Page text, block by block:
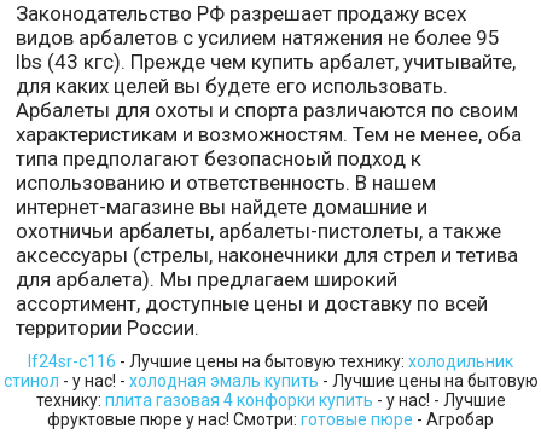
Законодательство РФ разрешает продажу всех
видов арбалетов с усилием натяжения не более 95
lbs (43 кгс). Прежде чем купить арбалет, учитывайте,
для каких целей вы будете его использовать.
Арбалеты для охоты и спорта различаются по своим
характеристикам и возможностям. Тем не менее, оба
типа предполагают безопасноый подход к
использованию и ответственность. В нашем
интернет-магазине вы найдете домашние и
охотничьи арбалеты, арбалеты-пистолеты, а также
аксессуары (стрелы, наконечники для стрел и тетива
для арбалета). Мы предлагаем широкий
ассортимент, доступные цены и доставку по всей
территории России.
lf24sr-c116 - Лучшие цены на бытовую технику: холодильник
стинол - у нас! - холодная эмаль купить - Лучшие цены на бытовую
технику: плита газовая 4 конфорки купить - у нас! - Лучшие
фруктовые пюре у нас! Смотри: готовые пюре - Агробар